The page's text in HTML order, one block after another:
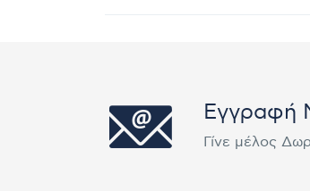
Εγγραφή
Γίνε μέλος